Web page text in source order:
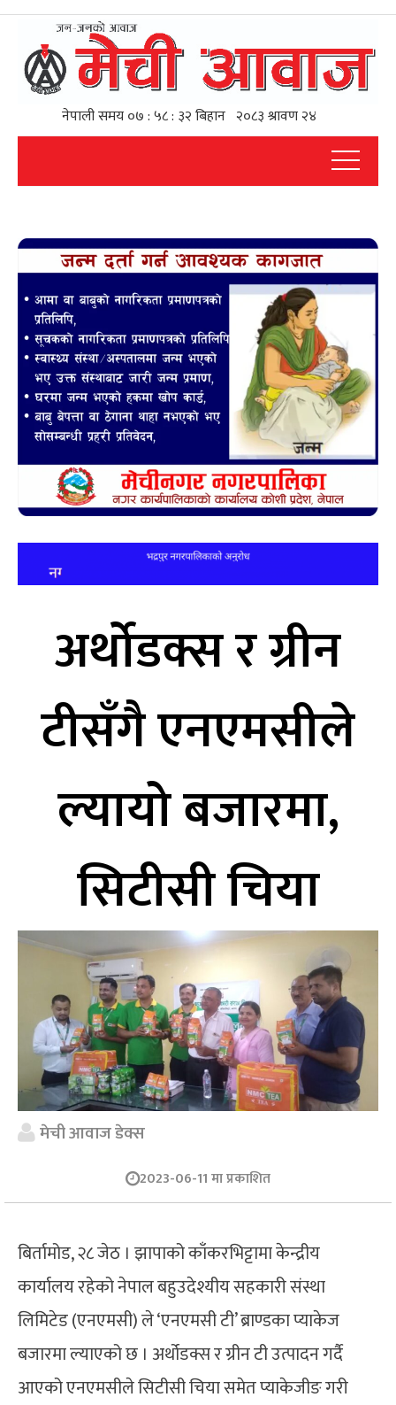
अर्थोडक्स र ग्रीन
टीसँगै एनएमसीले
ल्यायो बजारमा,
सिटीसी चिया
मेची आवाज डेक्स
2023-06-11 मा प्रकाशित
बिर्तामोड, २८ जेठ । झापाको काँकरभिट्टामा केन्द्रीय
कार्यालय रहेको नेपाल बहुउदेश्यीय सहकारी संस्था
लिमिटेड (एनएमसी) ले ‘एनएमसी टी’ ब्राण्डका प्याकेज
बजारमा ल्याएको छ । अर्थोडक्स र ग्रीन टी उत्पादन गर्दै
आएको एनएमसीले सिटीसी चिया समेत प्याकेजीङ गरी